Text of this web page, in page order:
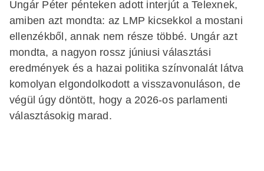
Ungár Péter pénteken adott interjút a Telexnek,
amiben azt mondta: az LMP kicsekkol a mostani
ellenzékből, annak nem része többé. Ungár azt
mondta, a nagyon rossz júniusi választási
eredmények és a hazai politika színvonalát látva
komolyan elgondolkodott a visszavonuláson, de
végül úgy döntött, hogy a 2026-os parlamenti
választásokig marad.